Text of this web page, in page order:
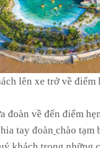
lên xe trở về điểm
đoàn về đến điểm
tay đoàn chào tạm